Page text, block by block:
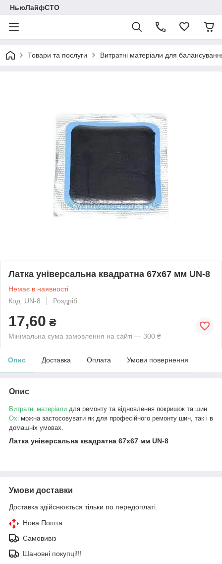
НьюЛайфСТО
Товари та послуги Витратні матеріали для
Латка універсальна квадратна 67х67 мм UN-8
Немає в наявності
Код: UN-8
Роздріб
17,60 ₴
Мінімальна сума замовлення на сайті — 300 ₴
Опис Доставка Оплата Умови повернення
Опис
Витратні матеріали для ремонту та відновлення покришок та шин
Oxi можна застосовувати як для професійного ремонту шин, так і в
домашніх умовах.
Латка універсальна квадратна 67х67 мм UN-8
Умови доставки
Доставка здійснюється тільки по передоплаті.
Нова Пошта
Самовивіз
Шановні покупці!!!